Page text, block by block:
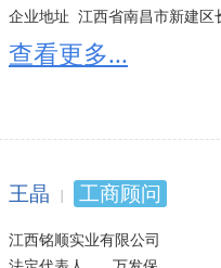
企业地址	江西省南昌市新建区长堎镇长堎村
经营范围	竹制品加工(凭有效的木竹经营(加工)许可证经)、床上用品、纺织品生产、土产品销售;服装加工
销售。 依法须经批准的项目,
查看更多...
王晶 工商顾问
江西铭顺实业有限公司